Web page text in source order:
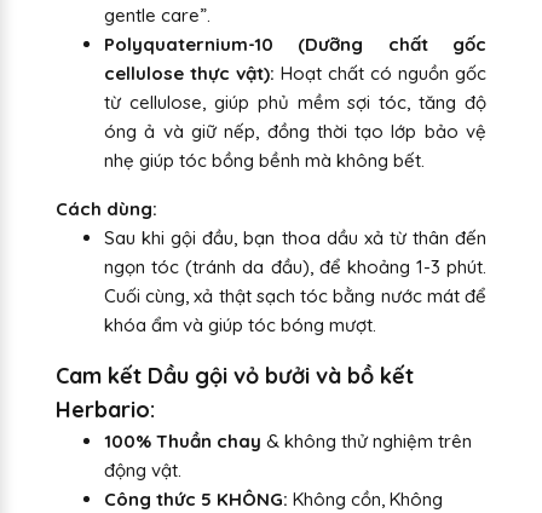
gentle care”.
Polyquaternium-10 (Dưỡng chất gốc
cellulose thực vật): Hoạt chất có nguồn gốc
từ cellulose, giúp phủ mềm sợi tóc, tăng độ
óng ả và giữ nếp, đồng thời tạo lớp bảo vệ
nhẹ giúp tóc bồng bềnh mà không bết.
Cách dùng:
Sau khi gội đầu, bạn thoa dầu xả từ thân đến
ngọn tóc (tránh da đầu), để khoảng 1-3 phút.
Cuối cùng, xả thật sạch tóc bằng nước mát để
khóa ẩm và giúp tóc bóng mượt.
Cam kết Dầu gội vỏ bưởi và bồ kết
Herbario:
100% Thuần chay & không thử nghiệm trên
động vật.
Công thức 5 KHÔNG: Không cồn, Không